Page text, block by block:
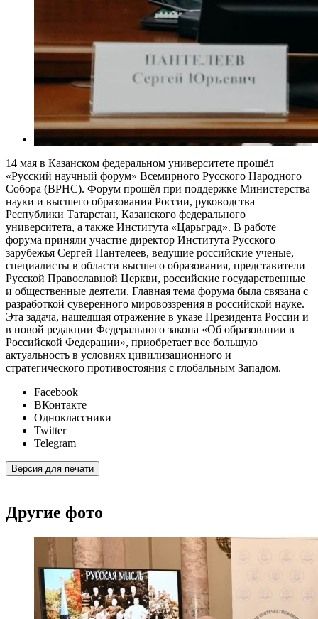
14 мая в Казанском федеральном университете прошёл
«Русский научный форум» Всемирного Русского Народного
Собора (ВРНС). Форум прошёл при поддержке Министерства
науки и высшего образования России, руководства
Республики Татарстан, Казанского федерального
университета, а также Института «Царьград». В работе
форума приняли участие директор Института Русского
зарубежья Сергей Пантелеев, ведущие российские ученые,
специалисты в области высшего образования, представители
Русской Православной Церкви, российские государственные
и общественные деятели. Главная тема форума была связана с
разработкой суверенного мировоззрения в российской науке.
Эта задача, нашедшая отражение в указе Президента России и
в новой редакции Федерального закона «Об образовании в
Российской Федерации», приобретает все большую
актуальность в условиях цивилизационного и
стратегического противостояния с глобальным Западом.
Facebook
ВКонтакте
Одноклассники
Twitter
Telegram
Версия для печати
Другие фото